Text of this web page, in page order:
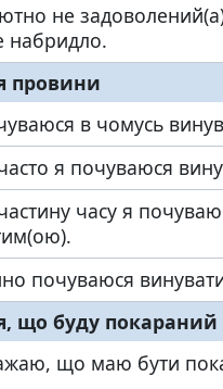
не
набридло.
провини
в чомусь
я почуваюся
часу я
почуваюся
що буду покараний
що маю бути